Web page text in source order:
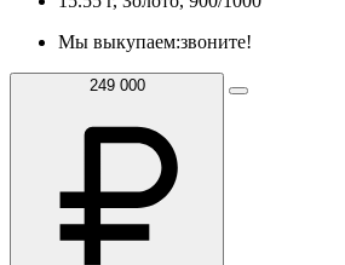
Мы выкупаем:звоните!
249 000